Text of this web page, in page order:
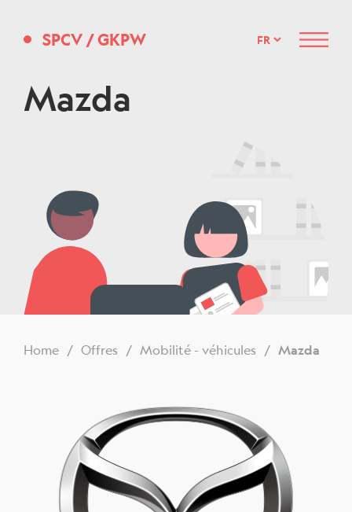
SPCV /GKPW
Menu
Mazda
Home Offres Mobilité - véhicules Mazda